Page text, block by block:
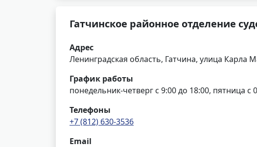
Гатчинское районное отделение
Адрес
Ленинградская область, Гатчина, улица Карла
График работы
понедельник-четверг с 9:00 до 18:00, пятница с
Телефоны
+7 (812) 630-3536
Email